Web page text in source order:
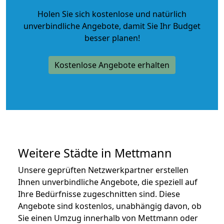
Holen Sie sich kostenlose und natürlich
unverbindliche Angebote, damit Sie Ihr Budget
besser planen!
Kostenlose Angebote erhalten
Weitere Städte in Mettmann
Unsere geprüften Netzwerkpartner erstellen
Ihnen unverbindliche Angebote, die speziell auf
Ihre Bedürfnisse zugeschnitten sind. Diese
Angebote sind kostenlos, unabhängig davon, ob
Sie einen Umzug innerhalb von Mettmann oder